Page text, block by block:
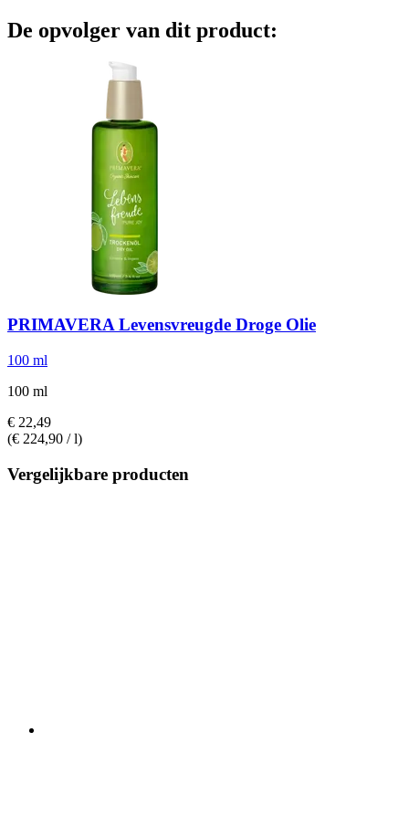
De opvolger van dit product:
PRIMAVERALevensvreugde Droge Olie
100 ml
100 ml
€ 22,49
(€ 224,90 / l)
Vergelijkbare producten